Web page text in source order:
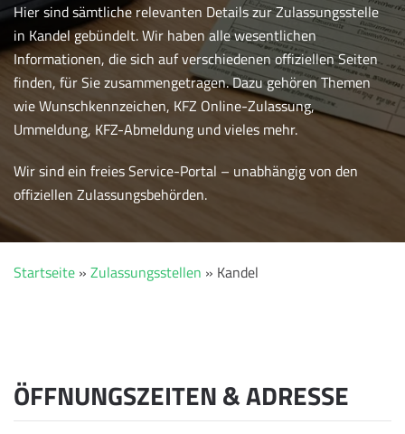
Hier sind sämtliche relevanten Details zur Zulassungsstelle
in Kandel gebündelt. Wir haben alle wesentlichen
Informationen, die sich auf verschiedenen offiziellen Seiten
finden, für Sie zusammengetragen. Dazu gehören Themen
wie Wunschkennzeichen, KFZ Online-Zulassung,
Ummeldung, KFZ-Abmeldung und vieles mehr.
Wir sind ein freies Service-Portal – unabhängig von den
offiziellen Zulassungsbehörden.
Startseite » Zulassungsstellen » Kandel
ÖFFNUNGSZEITEN & ADRESSE